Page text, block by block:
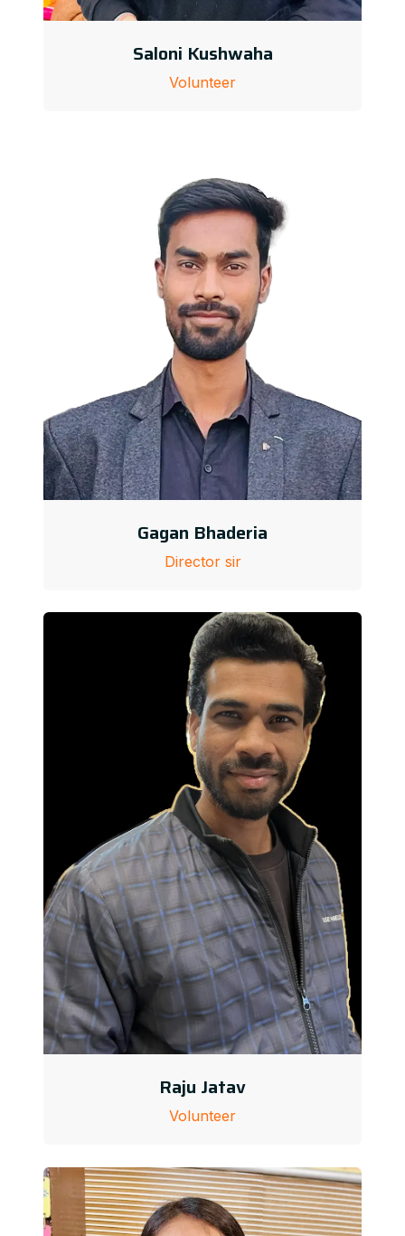
Saloni Kushwaha
Volunteer
Gagan Bhaderia
Director sir
Raju Jatav
Volunteer